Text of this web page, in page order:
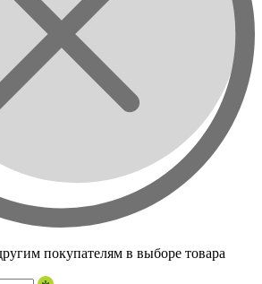
покупателям в выборе товара